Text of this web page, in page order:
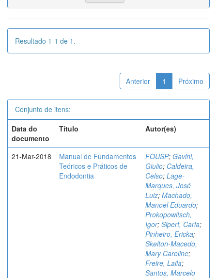
Resultado 1-1 de 1.
Anterior 1 Próximo
Conjunto de itens:
Data do
documento
Título Autor(es)
21-Mar-2018
Manual de Fundamentos
Teóricos e Práticos de
Endodontia
FOUSP; Gavini,
Giulio; Caldeira,
Celso; Lage-
Marques, José
Luiz; Machado,
Manoel Eduardo;
Prokopowitsch,
Igor; Sipert, Carla;
Pinheiro, Ericka;
Skelton-Macedo,
Mary Caroline;
Freire, Laila;
Santos, Marcelo